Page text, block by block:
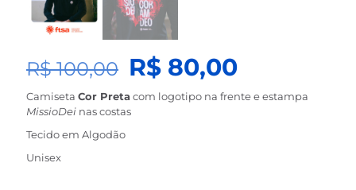
R$100,00 O
preço
original
R$ 80,00O
preço
Camiseta Cor Preta com logotipo na frente e estampa
MissioDei nas costas
Tecido em Algodão
Unisex